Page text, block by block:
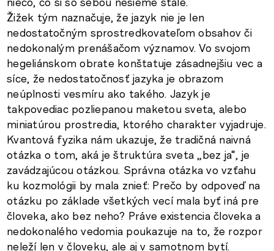
Žižek tým naznačuje, že jazyk nie je len
nedostatočným sprostredkovateľom obsahov či
nedokonalým prenášačom významov. Vo svojom
hegeliánskom obrate konštatuje zásadnejšiu vec a
síce, že nedostatočnosť jazyka je obrazom
neúplnosti vesmíru ako takého. Jazyk je
takpovediac pozliepanou maketou sveta, alebo
miniatúrou prostredia, ktorého charakter vyjadruje.
Kvantová fyzika nám ukazuje, že tradičná naivná
otázka o tom, aká je štruktúra sveta „bez ja“, je
zavádzajúcou otázkou. Správna otázka vo vzťahu
ku kozmológii by mala znieť: Prečo by odpoveď na
otázku po základe všetkých vecí mala byť iná pre
človeka, ako bez neho? Práve existencia človeka a
nedokonalého vedomia poukazuje na to, že rozpor
neleží len v človeku, ale aj v samotnom bytí.